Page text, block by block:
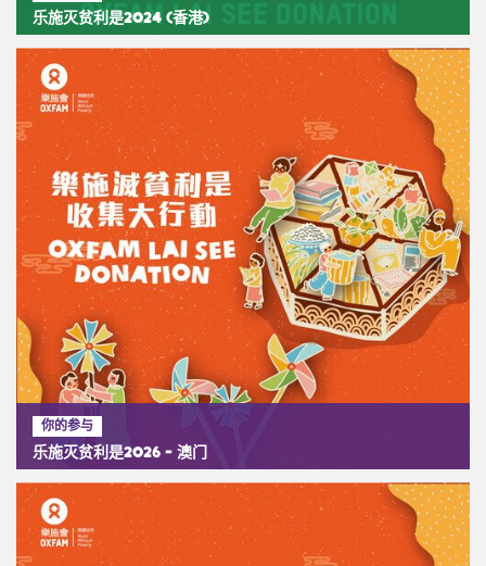
乐施灭贫利是2024 (香港)
你的参与
乐施灭贫利是2026 - 澳门